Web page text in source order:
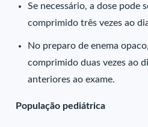
Se necessário, a dose pode
comprimido três vezes ao
No preparo de enema
comprimido duas vezes ao
anteriores ao exame.
População pediátrica